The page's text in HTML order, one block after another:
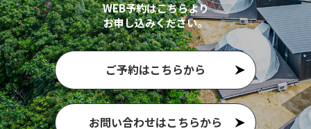
WEB予約はこちらより
お申し込みください。
ご予約はこちらから
お問い合わせはこちらから